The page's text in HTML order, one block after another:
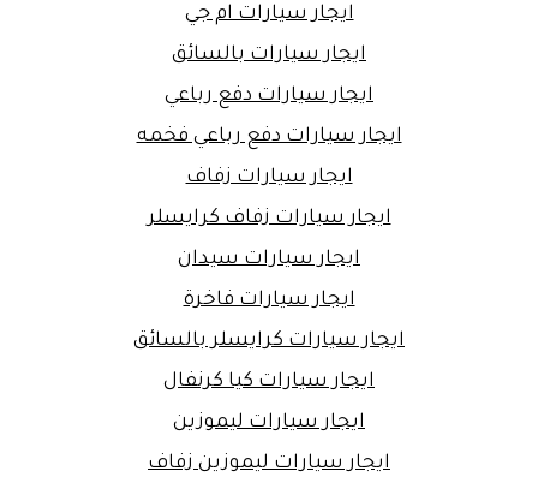
ايجار سيارات ام جي
ايجار سيارات بالسائق
ايجار سيارات دفع رباعي
ايجار سيارات دفع رباعي فخمه
ايجار سيارات زفاف
ايجار سيارات زفاف كرايسلر
ايجار سيارات سيدان
ايجار سيارات فاخرة
ايجار سيارات كرايسلر بالسائق
ايجار سيارات كيا كرنفال
ايجار سيارات ليموزين
ايجار سيارات ليموزين زفاف